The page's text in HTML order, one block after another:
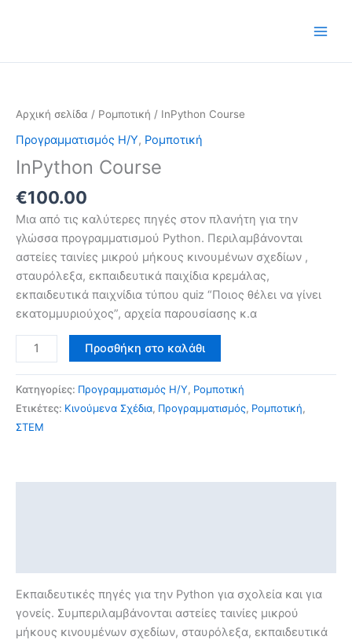
Αρχική σελίδα / Ρομποτική / InPython Course
Προγραμματισμός Η/Υ, Ρομποτική
InPython Course
€100.00
Μια από τις καλύτερες πηγές στον πλανήτη για την
γλώσσα προγραμματισμού Python. Περιλαμβάνονται
αστείες ταινίες μικρού μήκους κινουμένων σχεδίων ,
σταυρόλεξα, εκπαιδευτικά παιχίδια κρεμάλας,
εκπαιδευτικά παιχνίδια τύπου quiz “Ποιος θέλει να γίνει
εκατομμυριούχος”, αρχεία παρουσίασης κ.α
ποσότητα
Προσθήκη στο καλάθι
Κατηγορίες: Προγραμματισμός Η/Υ, Ρομποτική
Ετικέτες: Κινούμενα Σχέδια, Προγραμματισμός, Ρομποτική,
ΣΤΕΜ
Εκπαιδευτικές πηγές για την Python για σχολεία και για
γονείς. Συμπεριλαμβάνονται αστείες ταινίες μικρού
μήκους κινουμένων σχεδίων, σταυρόλεξα, εκπαιδευτικά